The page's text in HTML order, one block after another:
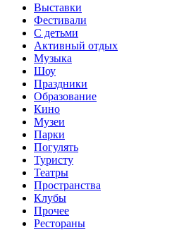
Выставки
Фестивали
С детьми
Активный отдых
Музыка
Шоу
Праздники
Образование
Кино
Музеи
Парки
Погулять
Туристу
Театры
Пространства
Клубы
Прочее
Рестораны